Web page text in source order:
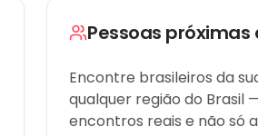
Pessoas próximas
Encontre brasileiros da
qualquer região do
encontros reais e não só